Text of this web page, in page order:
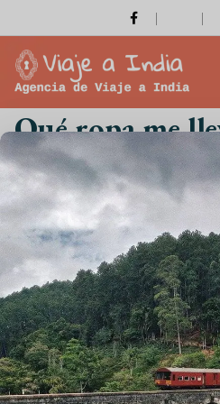
Qué ropa me
a
Qué ropa me
Sobre nosotros